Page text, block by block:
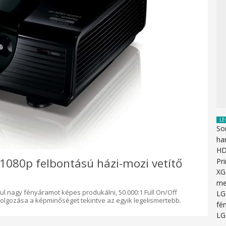
felbontású házi-mozi vetítő
nagy fényáramot képes produkálni, 50.000:1 Full On/Off
a képminőséget tekintve az egyik legelismertebb.